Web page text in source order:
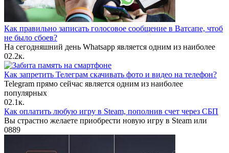
Как правильно записать голосовое сообщение в Ватсапе, чтоб
не было сбоев?
На сегодняшний день Whatsapp является одним из наиболее
02.2к.
Как запретить Телеграм скачивать фото и видео на телефон?
Telegram прямо сейчас является одним из наиболее
популярных
02.1к.
Как оплатить любую игру в Steam, пополнив счет через СБП
Вы страстно желаете приобрести новую игру в Steam или
0889